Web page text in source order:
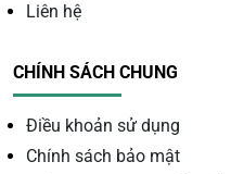
Cấu tạo:Một biến thể
chính là Granit, Permatit
Công thức hoá học:
Liên hệ
CHÍNH SÁCH CHUNG
Điều khoản sử dụng
Chính sách bảo mật